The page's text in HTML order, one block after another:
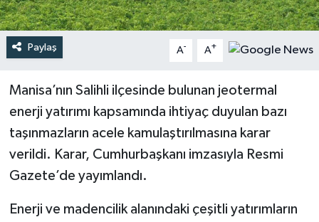
Paylaş A- A+
Manisa’nın Salihli ilçesinde bulunan jeotermal
enerji yatırımı kapsamında ihtiyaç duyulan bazı
taşınmazların acele kamulaştırılmasına karar
verildi. Karar, Cumhurbaşkanı imzasıyla Resmi
Gazete’de yayımlandı.
Enerji ve madencilik alanındaki çeşitli yatırımların